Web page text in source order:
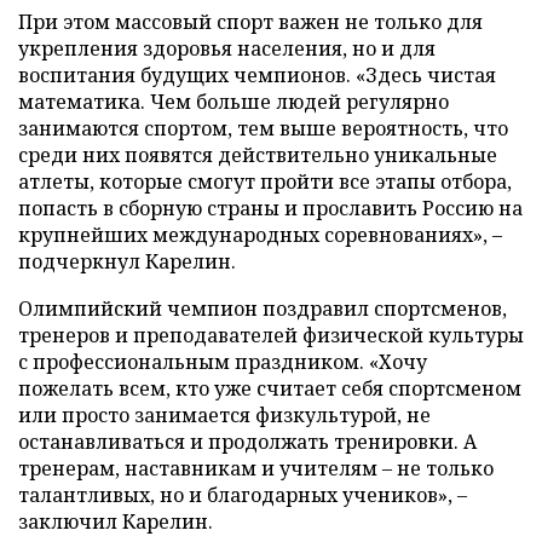
При этом массовый спорт важен не только для
укрепления здоровья населения, но и для
воспитания будущих чемпионов. «Здесь чистая
математика. Чем больше людей регулярно
занимаются спортом, тем выше вероятность, что
среди них появятся действительно уникальные
атлеты, которые смогут пройти все этапы отбора,
попасть в сборную страны и прославить Россию на
крупнейших международных соревнованиях», –
подчеркнул Карелин.
Олимпийский чемпион поздравил спортсменов,
тренеров и преподавателей физической культуры
с профессиональным праздником. «Хочу
пожелать всем, кто уже считает себя спортсменом
или просто занимается физкультурой, не
останавливаться и продолжать тренировки. А
тренерам, наставникам и учителям – не только
талантливых, но и благодарных учеников», –
заключил Карелин.